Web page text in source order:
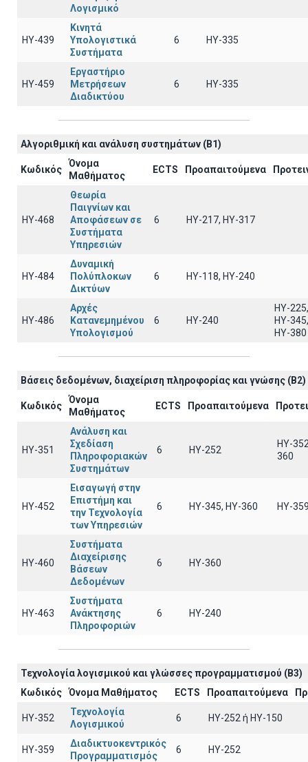
Λογισμικό
ΗΥ-439
Κινητά
Υπολογιστικά
Συστήματα
6 HY-335
ΗΥ-459
Εργαστήριο
Μετρήσεων
Διαδικτύου
6 ΗΥ-335
Αλγοριθμική και ανάλυση συστημάτων (B1)
Κωδικός
Όνομα
Μαθήματος
ECTS Προαπαιτούμενα
ΗΥ-468
Θεωρία
Παιγνίων και
Αποφάσεων σε
Συστήματα
Υπηρεσιών
6 ΗΥ-217, ΗΥ-317
ΗΥ-484
Δυναμική
Πολύπλοκων
Δικτύων
6 ΗΥ-118, ΗΥ-240
ΗΥ-486
Αρχές
Κατανεμημένου
Υπολογισμού
6 ΗΥ-240
ΗΥ-225,
ΗΥ-345,
ΗΥ-380
Βάσεις δεδομένων, διαχείριση πληροφορίας και γνώσης (B2)
Κωδικός
Όνομα
Μαθήματος
ECTS Προαπαιτούμενα
ΗΥ-351
Ανάλυση και
Σχεδίαση
Πληροφοριακών
Συστημάτων
6 HY-252
HY-
360
ΗΥ-452
Εισαγωγή στην
Επιστήμη και
την Τεχνολογία
των Υπηρεσιών
6 ΗΥ-345, ΗΥ-360 HY-
ΗΥ-460
Συστήματα
Διαχείρισης
Βάσεων
Δεδομένων
6 HY-360
ΗΥ-463
Συστήματα
Ανάκτησης
Πληροφοριών
6 HY-240
Τεχνολογία λογισμικού και γλώσσες προγραμματισμού (B3)
Κωδικός
Όνομα Μαθήματος ECTS Προαπαιτούμενα
ΗΥ-352
Τεχνολογία
Λογισμικού
6 HY-252 ή ΗΥ-150
ΗΥ-359
Διαδικτυοκεντρικός
Προγραμματισμός
6 HY-252